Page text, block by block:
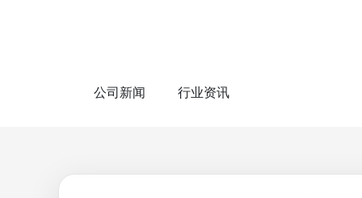
公司新闻 行业资讯